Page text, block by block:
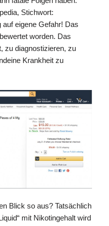
Stichwort:
auf eigene Gefahr! Das
worden. Das
zu diagnostizieren, zu
Krankheit zu
Blick so aus? Tatsächlich
mit Nikotingehalt wird